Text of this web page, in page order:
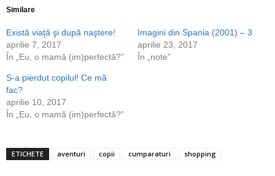
deschide
fereastră
nouă)
fereastră
nouă)
Similare
Există viaţă şi după naştere!
aprilie 7, 2017
În „Eu, o mamă (im)perfectă?”
Imagini din Spania (2001) – 3
aprilie 23, 2017
În „note”
S-a pierdut copilul! Ce mă
fac?
aprilie 10, 2017
În „Eu, o mamă (im)perfectă?”
ETICHETE aventuri copii cumparaturi shopping